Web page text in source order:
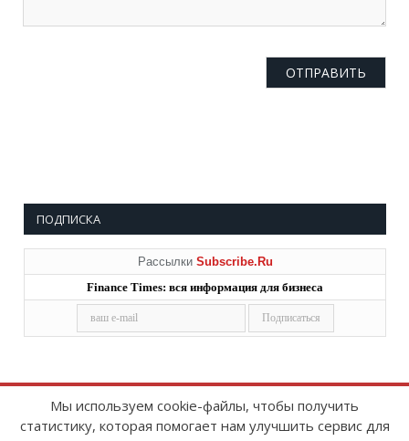
ПОДПИСКА
Рассылки Subscribe.Ru
Finance Times: вся информация для бизнеса
Copyright © 2008-2026FinanceTimes
Мы используем cookie-файлы, чтобы получить
статистику, которая помогает нам улучшить сервис для